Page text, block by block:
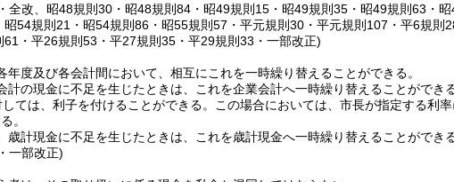
全改、昭48規則30・昭48規則84・昭49規則15・昭49規則35・昭49規則63・
昭54規則21・昭54規則86・昭55規則57・平元規則30・平元規則107・平6規則
61・平26規則53・平27規則35・平29規則33・一部改正)
年度及び各会計間において、相互にこれを一時繰り替えることができる。
計の現金に不足を生じたときは、これを企業会計へ一時繰り替えることができる
ては、利子を付けることができる。
この場合においては、市長が指定する利
。
歳計現金に不足を生じたときは、これを歳計現金へ一時繰り替えることができる
一部改正)